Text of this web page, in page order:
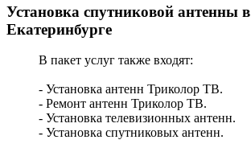
Установка спутниковой антенны в
Екатеринбурге
В пакет услуг также входят:
- Установка антенн Триколор ТВ.
- Ремонт антенн Триколор ТВ.
- Установка телевизионных антенн.
- Установка спутниковых антенн.